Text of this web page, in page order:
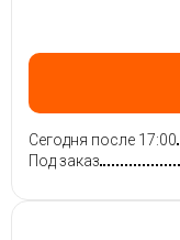
Сегодня после 17:00
Под заказ